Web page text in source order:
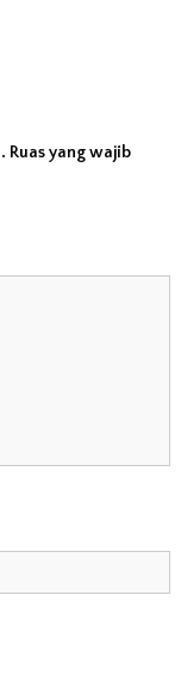
Ruas yang wajib